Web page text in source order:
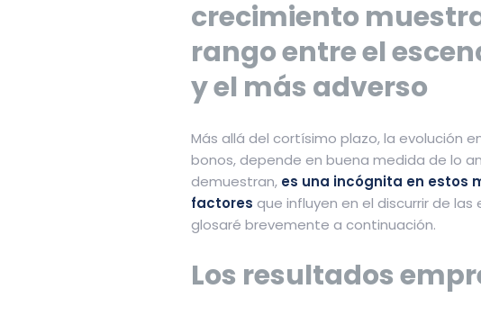
crecimiento
rango entre el
y el más adverso
Más allá del cortísimo plazo, la evolución
bonos, depende en buena medida de lo
demuestran, es una incógnita en estos
factores que influyen en el discurrir de
glosaré brevemente a continuación.
Los resultados